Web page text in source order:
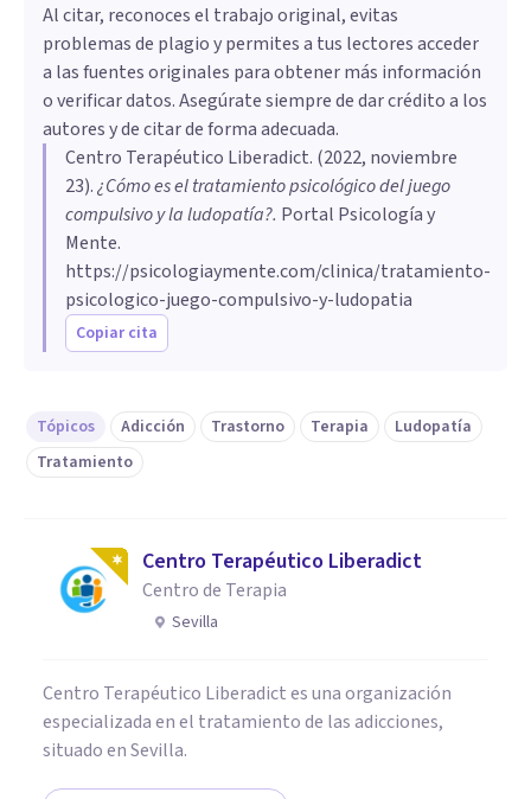
Al citar, reconoces el trabajo original, evitas
problemas de plagio y permites a tus lectores acceder
a las fuentes originales para obtener más información
o verificar datos. Asegúrate siempre de dar crédito a los
autores y de citar de forma adecuada.
Centro Terapéutico Liberadict. (2022, noviembre
23).¿Cómo es el tratamiento psicológico del juego
compulsivo y la ludopatía?. Portal Psicología y
Mente.
https://psicologiaymente.com/clinica/tratamiento-
psicologico-juego-compulsivo-y-ludopatia
Copiar cita
Tópicos Adicción Trastorno Terapia
Ludopatía
Tratamiento
Centro Terapéutico Liberadict
Centro de Terapia
Sevilla
Centro Terapéutico Liberadict es una organización
especializada en el tratamiento de las adicciones,
situado en Sevilla.